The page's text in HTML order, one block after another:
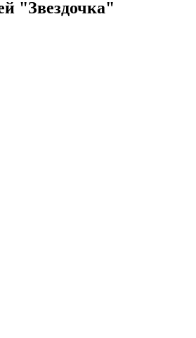
"Звездочка"